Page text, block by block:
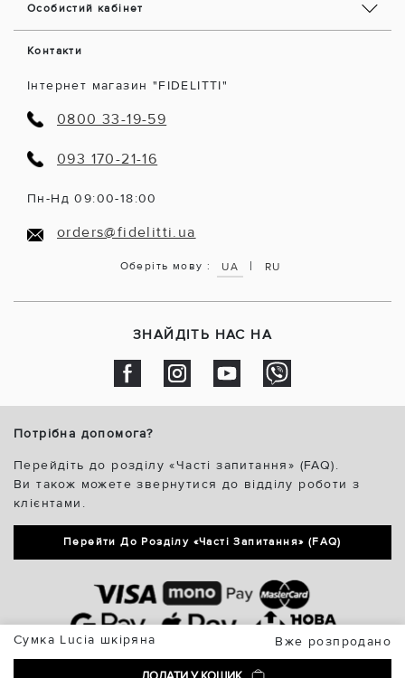
Сумка Lucia шкіряна Вже розпродано
Особистий кабінет
Контакти
Інтернет магазин "FIDELITTI"
0800 33-19-59
093 170-21-16
Пн-Нд 09:00-18:00
orders@fidelitti.ua
Оберіть мову : UA | RU
ЗНАЙДІТЬ НАС НА
Потрібна допомога?
Перейдіть до розділу «Часті запитання» (FAQ).
Ви також можете звернутися до відділу роботи з
клієнтами.
Перейти До Розділу «Часті Запитання» (FAQ)